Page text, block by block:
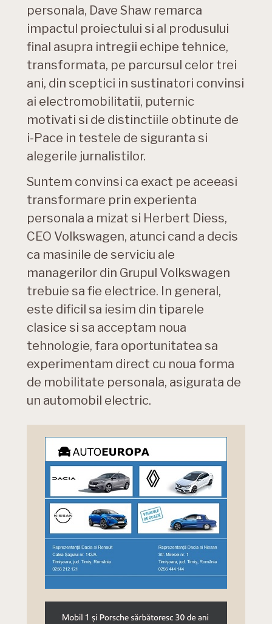
personala, Dave Shaw remarca
impactul proiectului si al produsului
final asupra intregii echipe tehnice,
transformata, pe parcursul celor trei
ani, din sceptici in sustinatori convinsi
ai electromobilitatii, puternic
motivati si de distinctiile obtinute de
i-Pace in testele de siguranta si
alegerile jurnalistilor.
Suntem convinsi ca exact pe aceeasi
transformare prin experienta
personala a mizat si Herbert Diess,
CEO Volkswagen, atunci cand a decis
ca masinile de serviciu ale
managerilor din Grupul Volkswagen
trebuie sa fie electrice. In general,
este dificil sa iesim din tiparele
clasice si sa acceptam noua
tehnologie, fara oportunitatea sa
experimentam direct cu noua forma
de mobilitate personala, asigurata de
un automobil electric.